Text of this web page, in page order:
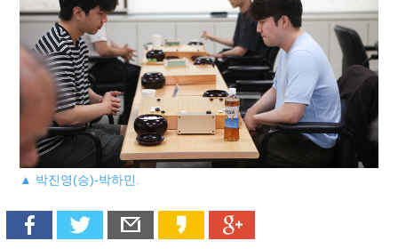
▲ 박진영(승)-박하민.